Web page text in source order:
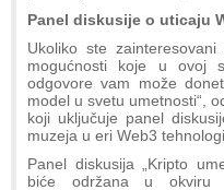
Panel diskusije o uticaju
Ukoliko ste
mogućnosti koje u ovoj
odgovore vam može
model u svetu umetnosti“,
koji uključuje panel
muzeja u eri Web3
Panel diskusija „Kripto
biće održana u okviru